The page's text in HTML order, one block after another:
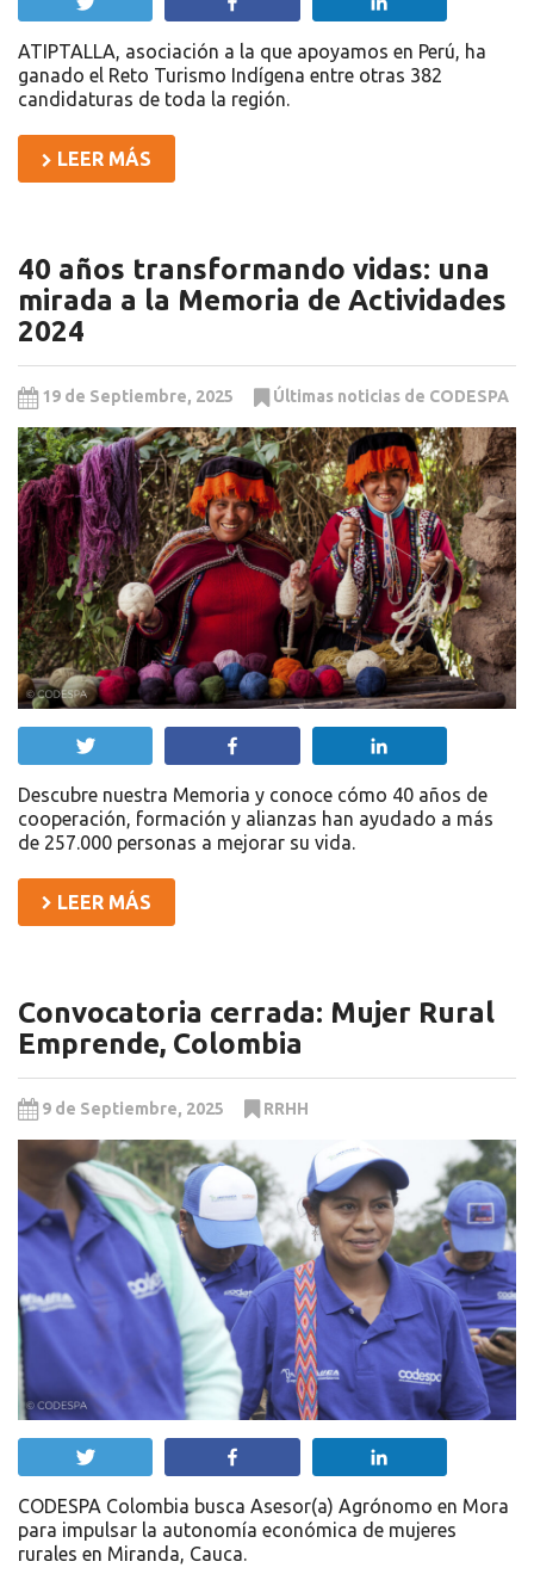
ATIPTALLA, asociación a la que apoyamos en Perú, ha
ganado el Reto Turismo Indígena entre otras 382
candidaturas de toda la región.
LEER MÁS
40 años transformando vidas: una
mirada a la Memoria de Actividades
2024
19 de Septiembre, 2025 Últimas noticias de CODESPA
Descubre nuestra Memoria y conoce cómo 40 años de
cooperación, formación y alianzas han ayudado a más
de 257.000 personas a mejorar su vida.
LEER MÁS
Convocatoria cerrada: Mujer Rural
Emprende, Colombia
9 de Septiembre, 2025 RRHH
CODESPA Colombia busca Asesor(a) Agrónomo en Mora
para impulsar la autonomía económica de mujeres
rurales en Miranda, Cauca.